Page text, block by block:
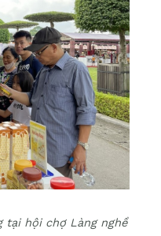
tại hội chợ Làng nghề